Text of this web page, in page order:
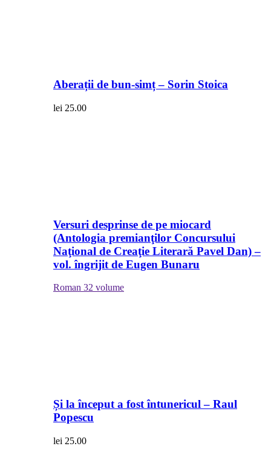
Aberații de bun-simț – Sorin Stoica
lei 25.00
Versuri desprinse de pe miocard
(Antologia premianţilor Concursului
Naţional de Creaţie Literară Pavel Dan) –
vol. îngrijit de Eugen Bunaru
Roman 32 volume
Și la început a fost întunericul – Raul
Popescu
lei 25.00